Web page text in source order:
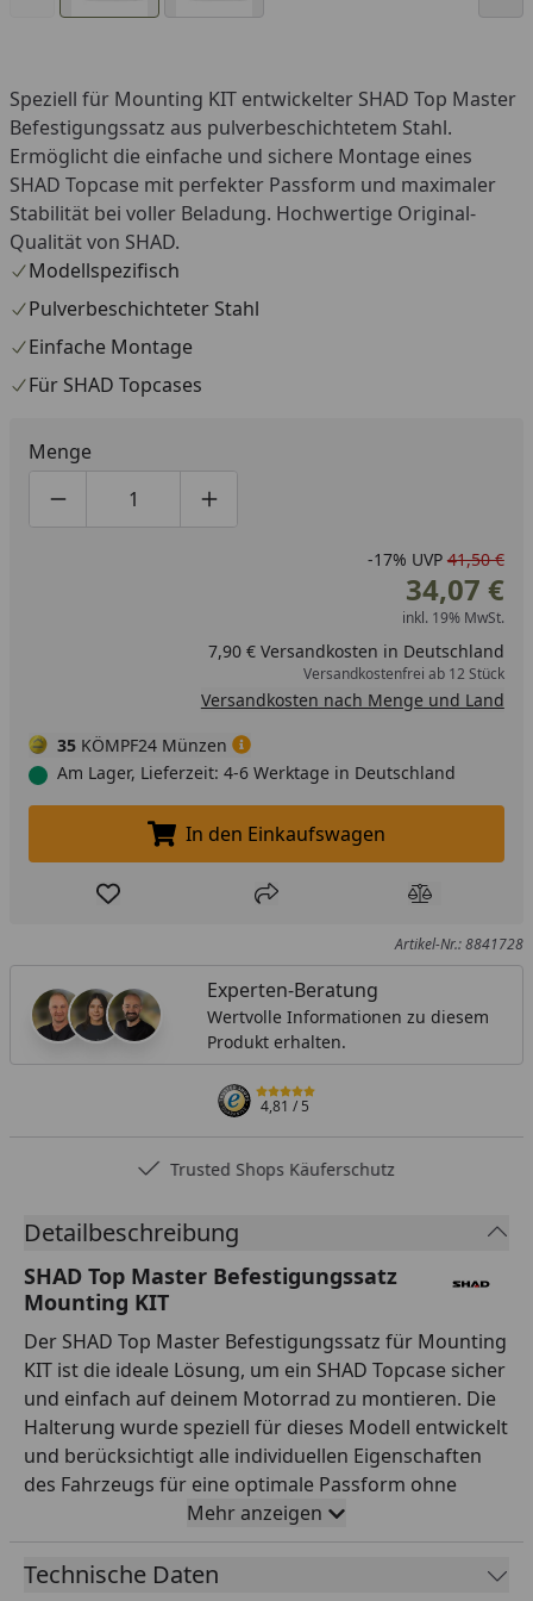
Speziell für Mounting KIT entwickelter SHAD Top Master
Befestigungssatz aus pulverbeschichtetem Stahl.
Ermöglicht die einfache und sichere Montage eines
SHAD Topcase mit perfekter Passform und maximaler
Stabilität bei voller Beladung. Hochwertige Original-
Qualität von SHAD.
Modellspezifisch
Pulverbeschichteter Stahl
Einfache Montage
Für SHAD Topcases
Menge
Produktmenge um eins verringern
Produktmenge manuell eingeben
Produktmenge um eins erhöhen
-17% UVP 41,50 €
34,07 €
inkl. 19% MwSt.
7,90 € Versandkosten in Deutschland
Versandkostenfrei ab 12 Stück
Versandkosten nach Menge und Land
35 KÖMPF24 Münzen
Am Lager, Lieferzeit: 4-6 Werktage in Deutschland
In den Einkaufswagen legen
In den Einkaufswagen
Produkt zur Wunschliste hinzufügen
Teilen Produkt
Artikel-Nr.: 8841728
Experten-Beratung
Wertvolle Informationen zu diesem
Produkt erhalten.
4,81/ 5
Trusted Shops Käuferschutz
Detailbeschreibung
SHAD Top Master Befestigungssatz
Mounting KIT
Der SHAD Top Master Befestigungssatz für Mounting
KIT ist die ideale Lösung, um ein SHAD Topcase sicher
und einfach auf deinem Motorrad zu montieren. Die
Halterung wurde speziell für dieses Modell entwickelt
und berücksichtigt alle individuellen Eigenschaften
des Fahrzeugs für eine optimale Passform ohne
nachträgliche Anpassungen. Gefertigt aus
hochwertigem Stahl mit robuster schwarzer
Pulverbeschichtung garantiert der Top Master
Mehr anzeigen
Technische Daten